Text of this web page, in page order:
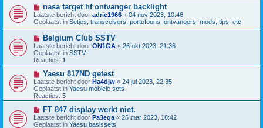
h
t
b
e
r
i
h
t
N
i
e
u
w
b
e
r
i
t
nasa target hf ontvanger backlight
Laatste bericht door adrie1966 « 04 nov 2023, 10:46
Geplaatst in Setjes, transceivers, portofoons, ontvangers, mods, tips, etc
N
i
e
u
w
b
r
i
c
h
Belgium Club SSTV
Laatste bericht door ON1GA « 26 okt 2023, 21:36
Geplaatst in SSTV
Reacties: 1
N
i
e
u
w
b
e
r
Yaesu 817ND getest
Laatste bericht door Ha4djw « 24 jul 2023, 22:35
Geplaatst in Yaesu mobiele sets
Reacties: 5
N
i
e
FT 847 display werkt niet.
Laatste bericht door Pa3eqa « 26 mar 2023, 18:42
Geplaatst in Yaesu basissets